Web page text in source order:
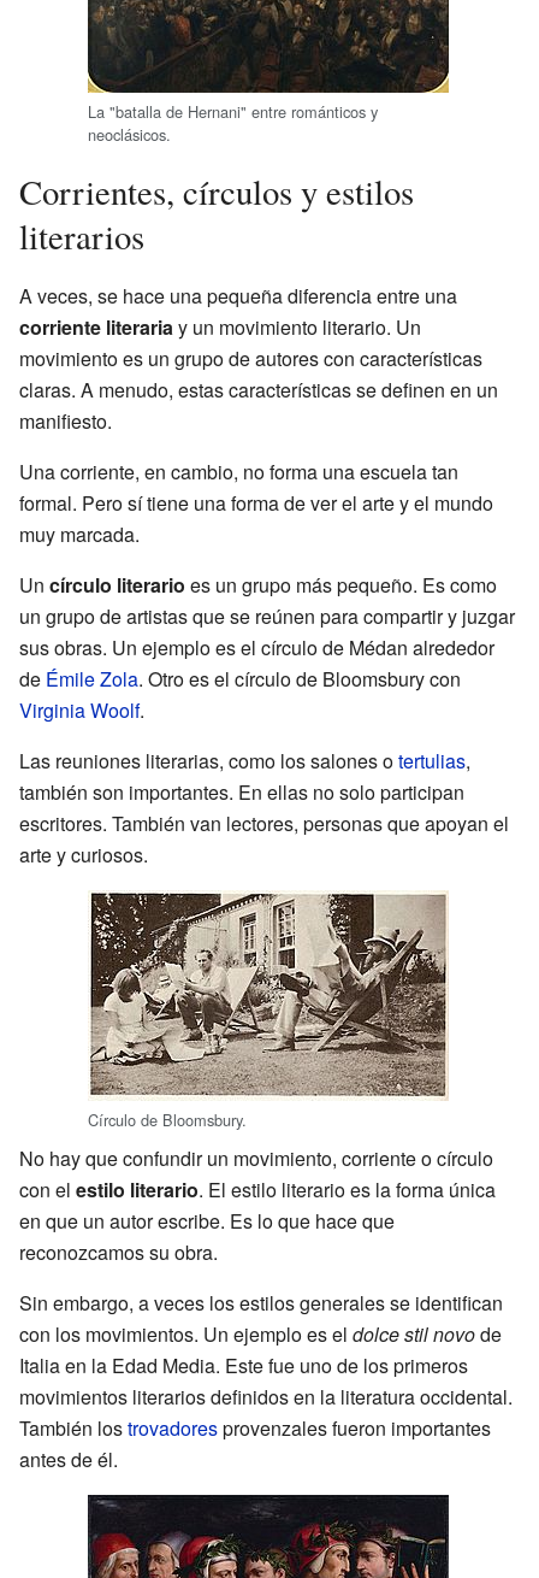
La "batalla de Hernani" entre románticos y
neoclásicos.
Corrientes, círculos y estilos
literarios
A veces, se hace una pequeña diferencia entre una
corriente literariay un movimiento literario. Un
movimiento es un grupo de autores con características
claras. A menudo, estas características se definen en un
manifiesto.
Una corriente, en cambio, no forma una escuela tan
formal. Pero sí tiene una forma de ver el arte y el mundo
muy marcada.
Un círculo literario es un grupo más pequeño. Es como
un grupo de artistas que se reúnen para compartir y juzgar
sus obras. Un ejemplo es el círculo de Médan alrededor
de Émile Zola. Otro es el círculo de Bloomsbury con
Virginia Woolf.
Las reuniones literarias, como los salones otertulias,
también son importantes. En ellas no solo participan
escritores. También van lectores, personas que apoyan el
arte y curiosos.
Círculo de Bloomsbury.
No hay que confundir un movimiento, corriente o círculo
con el estilo literario. El estilo literario es la forma única
en que un autor escribe. Es lo que hace que
reconozcamos su obra.
Sin embargo, a veces los estilos generales se identifican
con los movimientos. Un ejemplo es el dolce stil novode
Italia en la Edad Media. Este fue uno de los primeros
movimientos literarios definidos en la literatura occidental.
También lostrovadoresprovenzales fueron importantes
antes de él.